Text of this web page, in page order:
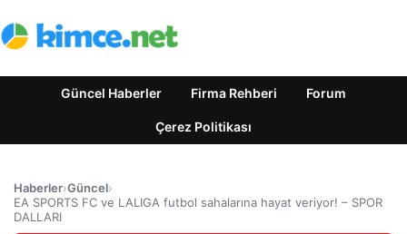
Güncel Haberler Firma Rehberi Forum
Çerez Politikası
Haberler›Güncel›
EA SPORTS FC ve LALIGA futbol sahalarına hayat veriyor! – SPOR
DALLARI